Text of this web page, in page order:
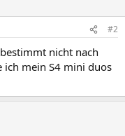
#2
nicht nach
ich mein S4 mini duos